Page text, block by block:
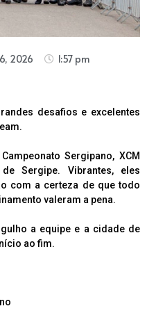
2026
1:57 pm
desafios e excelentes
Sergipano, XCM
Sergipe. Vibrantes, eles
com a certeza de que todo
valeram a pena.
a equipe e a cidade de
ao fim.